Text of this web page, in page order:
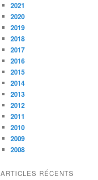
2021
2020
2019
2018
2017
2016
2015
2014
2013
2012
2011
2010
2009
2008
ARTICLES RÉCENTS